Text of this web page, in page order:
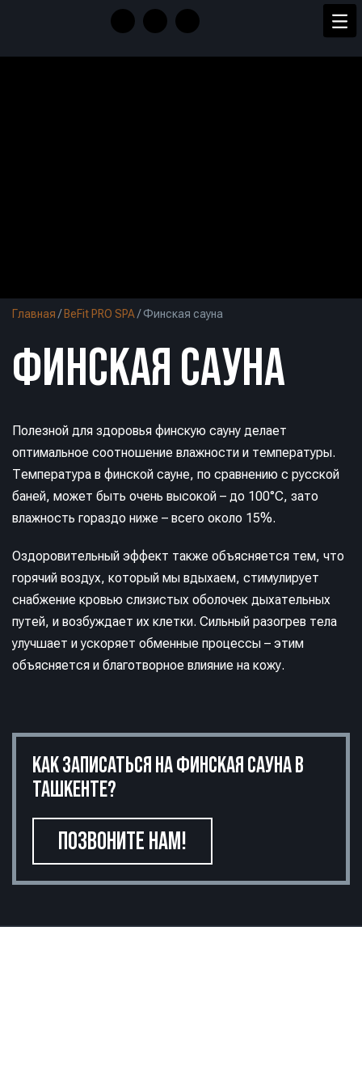
Главная /BeFit PRO SPA/Финская сауна
ФИНСКАЯ САУНА
Полезной для здоровья финскую сауну делает
оптимальное соотношение влажности и температуры.
Температура в финской сауне, по сравнению с русской
баней, может быть очень высокой – до 100°C, зато
влажность гораздо ниже – всего около 15%.
Оздоровительный эффект также объясняется тем, что
горячий воздух, который мы вдыхаем, стимулирует
снабжение кровью слизистых оболочек дыхательных
путей, и возбуждает их клетки. Сильный разогрев тела
улучшает и ускоряет обменные процессы – этим
объясняется и благотворное влияние на кожу.
КАК ЗАПИСАТЬСЯ НА ФИНСКАЯ САУНА В
ТАШКЕНТЕ?
ПОЗВОНИТЕ НАМ!